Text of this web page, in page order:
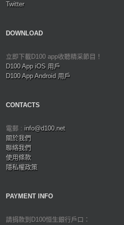
Twitter
DOWNLOAD
立即下載D100 app收聽精采節目！
D100 App iOS 用戶
D100 App Android 用戶
CONTACTS
電郵 : info@d100.net
關於我們
聯絡我們
使用條款
隱私權政策
PAYMENT INFO
請捐款到D100恒生銀行戶口：